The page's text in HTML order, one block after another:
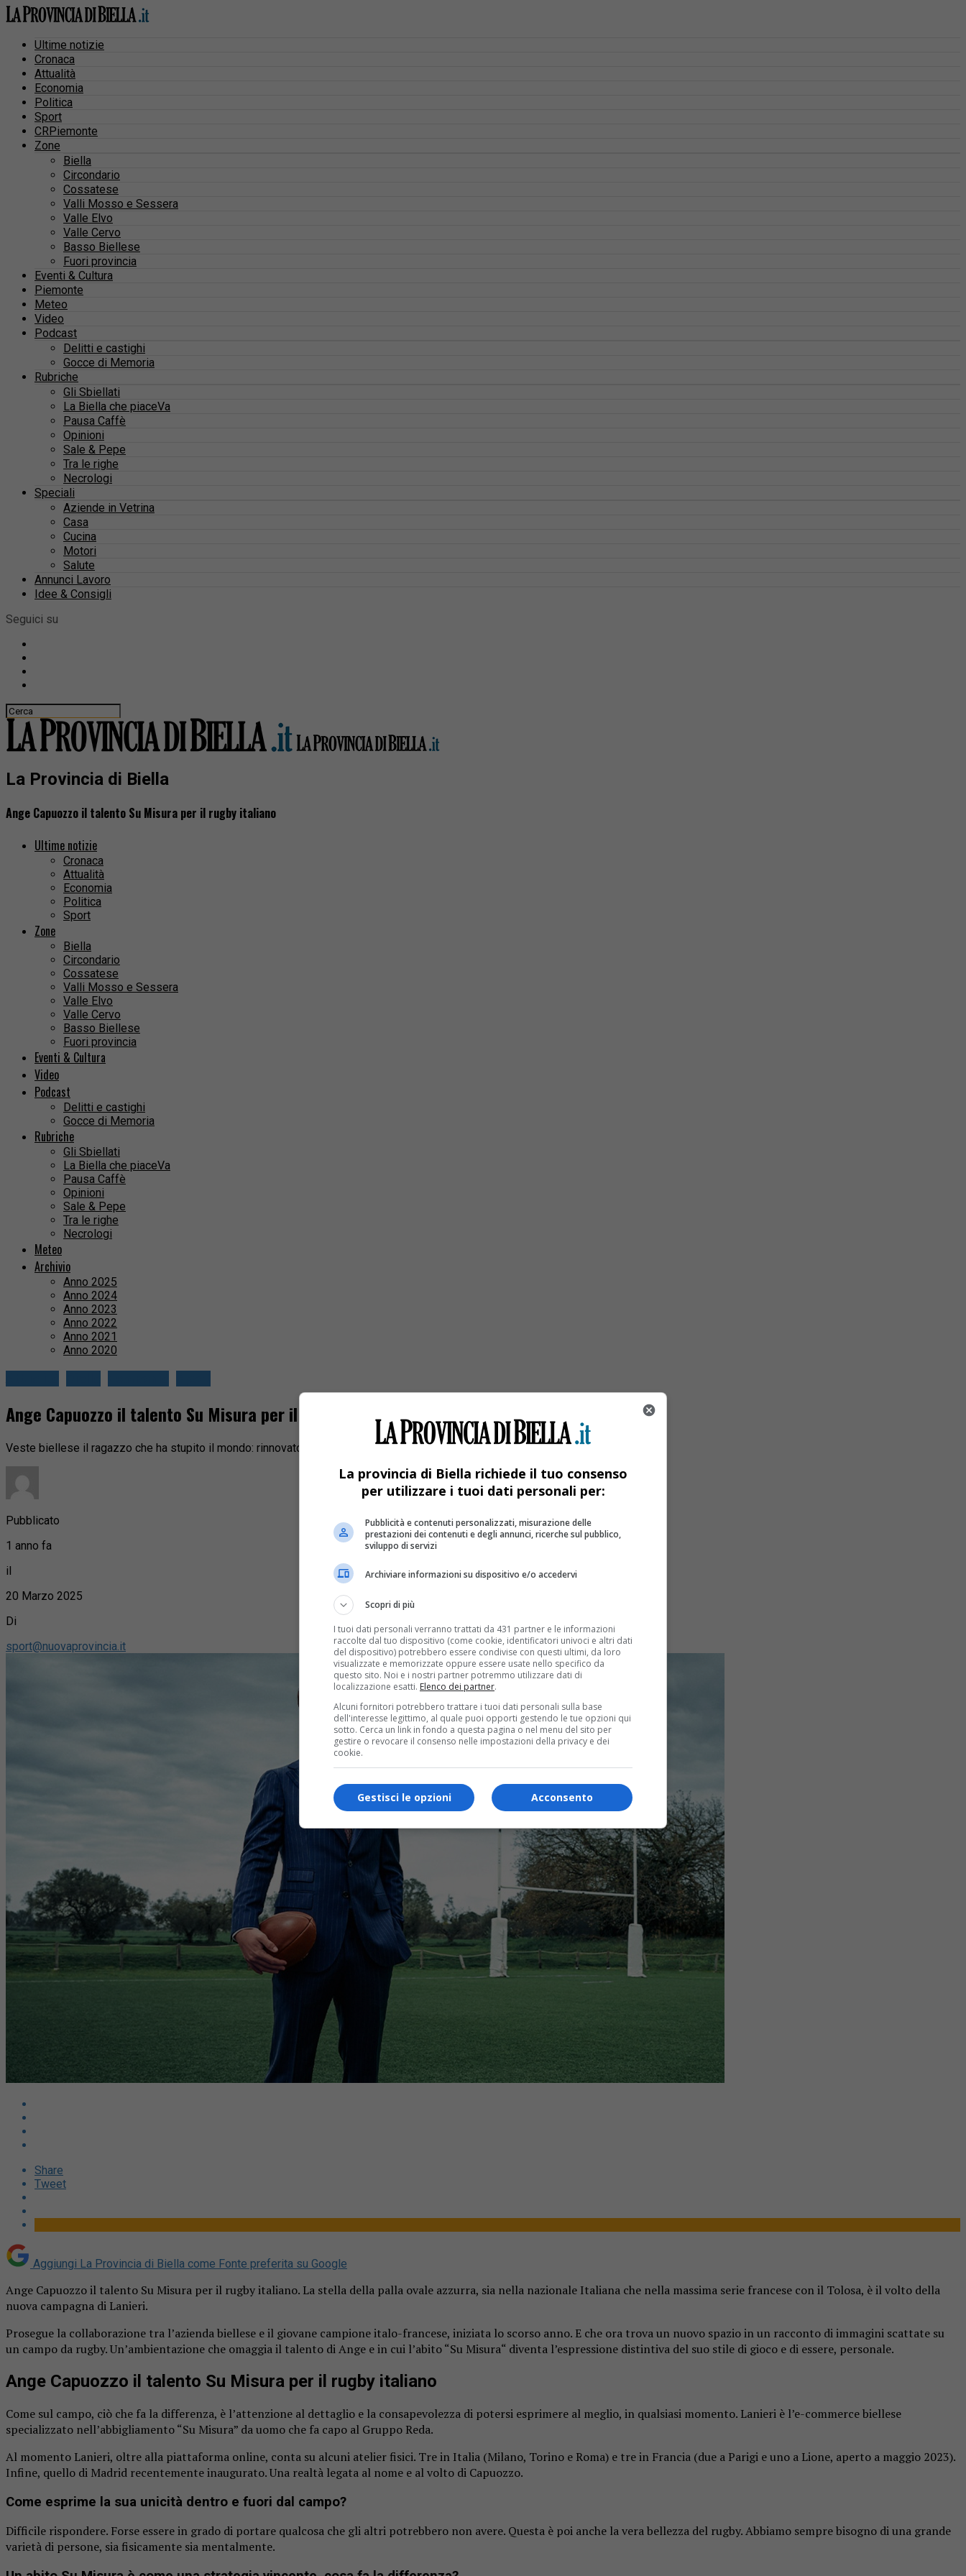
Ultime notizie
Cronaca
Attualità
Economia
Politica
Sport
CRPiemonte
Zone
Biella
Circondario
Cossatese
Valli Mosso e Sessera
Valle Elvo
Valle Cervo
Basso Biellese
Fuori provincia
Eventi & Cultura
Piemonte
Meteo
Video
Podcast
Delitti e castighi
Gocce di Memoria
Rubriche
Gli Sbiellati
La Biella che piaceVa
Pausa Caffè
Opinioni
Sale & Pepe
Tra le righe
Necrologi
Speciali
Aziende in Vetrina
Casa
Cucina
Motori
Salute
Annunci Lavoro
Idee & Consigli
Seguici su
La Provincia di Biella
Ange Capuozzo il talento Su Misura per il rugby italiano
Ultime notizie
Cronaca
Attualità
Economia
Politica
Sport
Zone
Biella
Circondario
Cossatese
Valli Mosso e Sessera
Valle Elvo
Valle Cervo
Basso Biellese
Fuori provincia
Eventi & Cultura
Video
Podcast
Delitti e castighi
Gocce di Memoria
Rubriche
Gli Sbiellati
La Biella che piaceVa
Pausa Caffè
Opinioni
Sale & Pepe
Tra le righe
Necrologi
Meteo
Archivio
Anno 2025
Anno 2024
Anno 2023
Anno 2022
Anno 2021
Anno 2020
Ange Capuozzo il talento Su Misura per il rugby italiano
Veste biellese il ragazzo che ha stupito il mondo: rinnovato il contratto con Lanieri
Pubblicato
1 anno fa
il
20 Marzo 2025
Di
sport@nuovaprovincia.it
Share
Tweet
Aggiungi La Provincia di Biella come Fonte preferita su Google
Ange Capuozzo il talento Su Misura per il rugby italiano. La stella della palla ovale azzurra, sia nella nazionale Italiana che nella massima serie francese con il Tolosa, è il volto della
nuova campagna di Lanieri.
Prosegue la collaborazione tra l’azienda biellese e il giovane campione italo-francese, iniziata lo scorso anno. E che ora trova un nuovo spazio in un racconto di immagini scattate su
un campo da rugby. Un’ambientazione che omaggia il talento di Ange e in cui l’abito “Su Misura“ diventa l’espressione distintiva del suo stile di gioco e di essere, personale.
Ange Capuozzo il talento Su Misura per il rugby italiano
Come sul campo, ciò che fa la differenza, è l’attenzione al dettaglio e la consapevolezza di potersi esprimere al meglio, in qualsiasi momento. Lanieri è l’e-commerce biellese
specializzato nell’abbigliamento “Su Misura” da uomo che fa capo al Gruppo Reda.
Al momento Lanieri, oltre alla piattaforma online, conta su alcuni atelier fisici. Tre in Italia (Milano, Torino e Roma) e tre in Francia (due a Parigi e uno a Lione, aperto a maggio 2023).
Infine, quello di Madrid recentemente inaugurato. Una realtà legata al nome e al volto di Capuozzo.
Come esprime la sua unicità dentro e fuori dal campo?
Difficile rispondere. Forse essere in grado di portare qualcosa che gli altri potrebbero non avere. Questa è poi anche la vera bellezza del rugby. Abbiamo sempre bisogno di una grande
varietà di persone, sia fisicamente sia mentalmente.
La provincia di Biella richiede il tuo consenso
per utilizzare i tuoi dati personali per:
Pubblicità e contenuti personalizzati, misurazione delle
prestazioni dei contenuti e degli annunci, ricerche sul pubblico,
sviluppo di servizi
Archiviare informazioni su dispositivo e/o accedervi
Scopri di più
I tuoi dati personali verranno trattati da 431 partner e le informazioni
raccolte dal tuo dispositivo (come cookie, identificatori univoci e altri dati
del dispositivo) potrebbero essere condivise con questi ultimi, da loro
visualizzate e memorizzate oppure essere usate nello specifico da
questo sito. Noi e i nostri partner potremmo utilizzare dati di
localizzazione esatti. Elenco dei partner.
Alcuni fornitori potrebbero trattare i tuoi dati personali sulla base
dell'interesse legittimo, al quale puoi opporti gestendo le tue opzioni qui
sotto. Cerca un link in fondo a questa pagina o nel menu del sito per
gestire o revocare il consenso nelle impostazioni della privacy e dei
cookie.
Acconsento
Gestisci le opzioni